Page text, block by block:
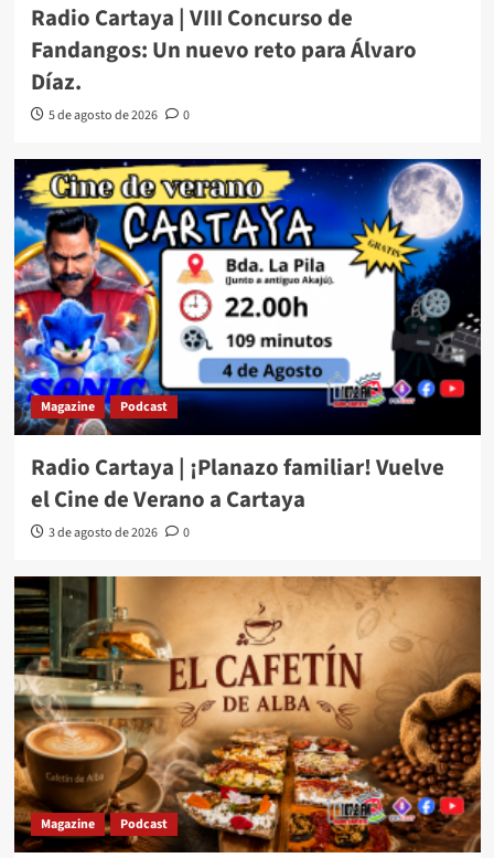
Radio Cartaya | VIII Concurso de
Fandangos: Un nuevo reto para Álvaro
Díaz.
5 de agosto de 2026 0
Magazine Podcast
Radio Cartaya | ¡Planazo familiar! Vuelve
el Cine de Verano a Cartaya
3 de agosto de 2026 0
Magazine Podcast